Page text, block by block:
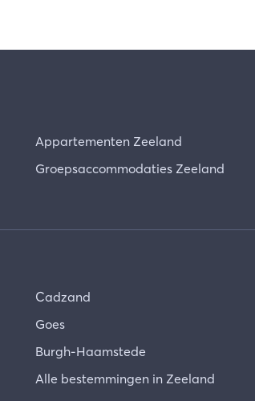
Appartementen Zeeland
Groepsaccommodaties Zeeland
Cadzand
Goes
Burgh-Haamstede
Alle bestemmingen in Zeeland